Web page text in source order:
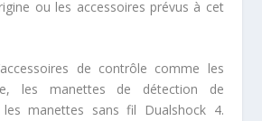
ou les accessoires prévus à cet
de contrôle comme les
les manettes de détection de
manettes sans fil Dualshock 4.